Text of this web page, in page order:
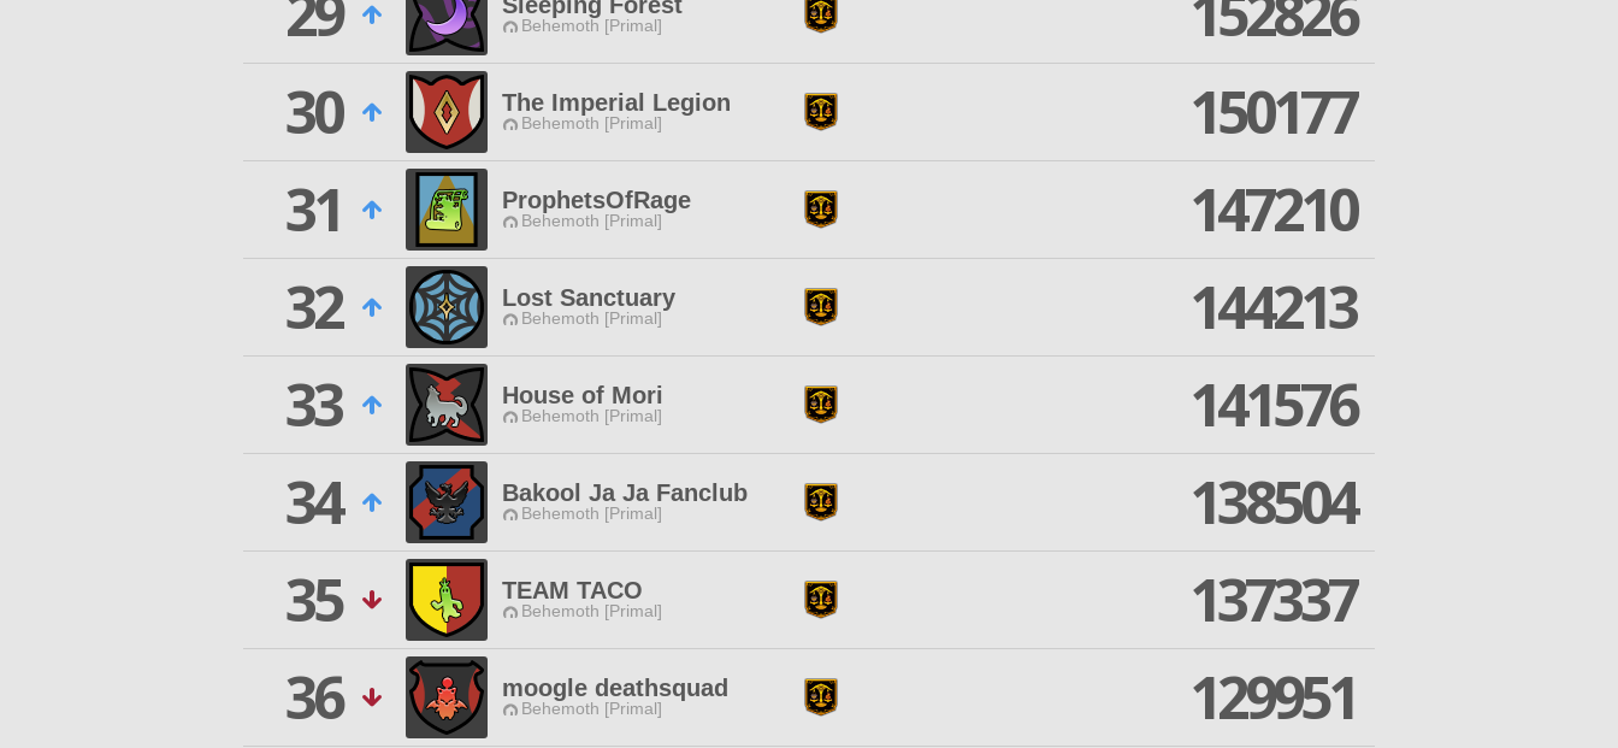
Behemoth [Primal]
30
The Imperial Legion
Behemoth [Primal]
150177
31
ProphetsOfRage
Behemoth [Primal]
147210
32
Lost Sanctuary
Behemoth [Primal]
144213
33
House of Mori
Behemoth [Primal]
141576
34
Bakool Ja Ja Fanclub
Behemoth [Primal]
138504
35
TEAM TACO
Behemoth [Primal]
137337
36
moogle deathsquad
Behemoth [Primal] 129951